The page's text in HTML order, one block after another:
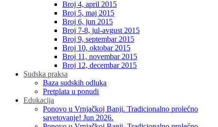
Broj 4, april 2015
Broj 5, maj 2015
Broj 6, jun 2015
Broj 7-8, jul-avgust 2015
Broj 9, septembar 2015
Broj 10, oktobar 2015
Broj 11, novembar 2015
Broj 12, decembar 2015
Sudska praksa
Baza sudskih odluka
Pretplata u ponudi
Edukacija
Ponovo u Vrnjačkoj Banji. Tradicionalno prolećno
savetovanje! Jun 2026.